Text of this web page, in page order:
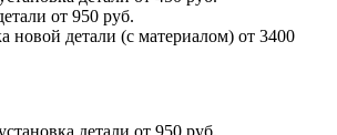
от 950 руб.
новой детали (с материалом) от 3400
детали от 950 руб.